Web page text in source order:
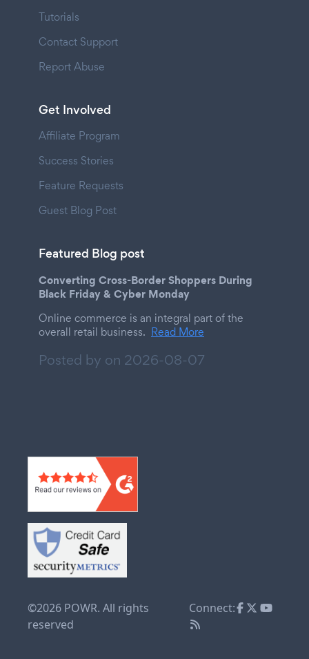
Tutorials
Contact Support
Report Abuse
Get Involved
Affiliate Program
Success Stories
Feature Requests
Guest Blog Post
Featured Blog post
Converting Cross-Border Shoppers During
Black Friday & Cyber Monday
Online commerce is an integral part of the
overall retail business. Read More
Posted by on 2026-08-07
©2026 POWR. All rights
reserved
Connect: